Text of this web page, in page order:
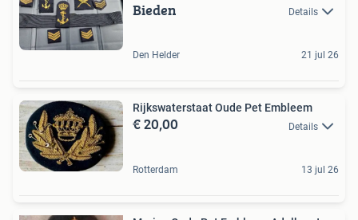
Bieden Details
Den Helder 21 jul 26
Rijkswaterstaat Oude Pet Embleem
€ 20,00 Details
Rotterdam 13 jul 26